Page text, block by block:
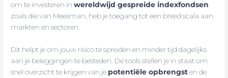
om te investeren inwereldwijd gespreide indexfondsen
zoals die van Meesman, heb je toegang tot een breed scala aan
markten en sectoren.
Dit helpt je om jouw risico te spreiden en minder tijd dagelijks
aan je beleggingen te besteden. De tools stellen je in staat om
snel overzicht te krijgen van je potentiële opbrengsten de